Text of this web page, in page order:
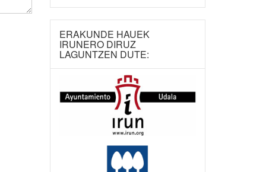
ERAKUNDE HAUEK
IRUNERO DIRUZ
LAGUNTZEN DUTE: